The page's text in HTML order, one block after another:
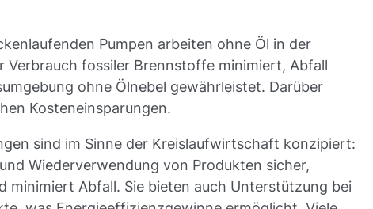
Pumpen arbeiten ohne Öl in der
Verbrauch fossiler Brennstoffe minimiert, Abfall
ohne Ölnebel gewährleistet. Darüber
Kosteneinsparungen.
sind im Sinne der Kreislaufwirtschaft konzipiert:
Wiederverwendung von Produkten sicher,
minimiert Abfall. Sie bieten auch Unterstützung bei